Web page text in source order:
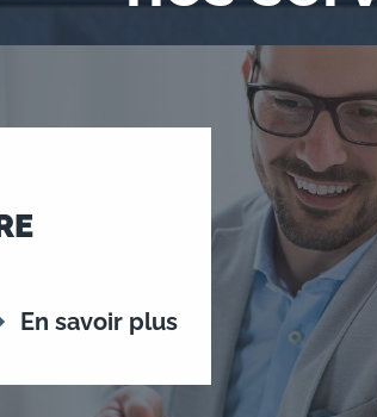
En savoir plus